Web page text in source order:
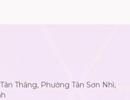
Thắng, Phường Tân Sơn Nhì,